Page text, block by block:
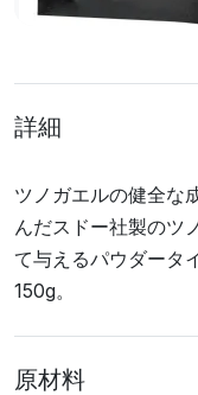
詳細
ツノガエルの健全な
んだスドー社製のツ
て与えるパウダータ
150g。
原材料